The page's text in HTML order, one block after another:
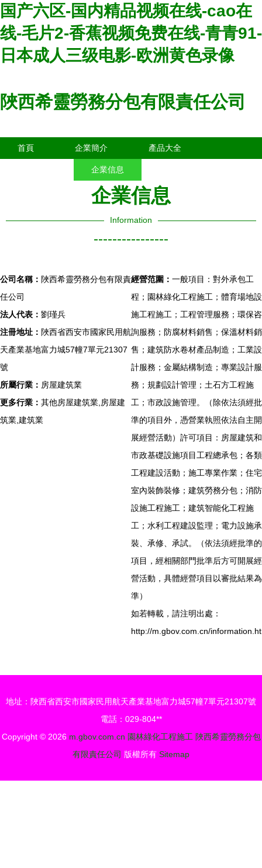
国产六区-国内精品视频在线-cao在
线-毛片2-香蕉视频免费在线-青青91-
日本成人三级电影-欧洲黄色录像
陜西希靈勞務分包有限責任公司
首頁 企業簡介 產品大全
企業信息
企業信息
Information
----------------
公司名稱： 陜西希靈勞務分包有限責
任公司
法人代表： 劉瑾兵
注冊地址： 陜西省西安市國家民用航
天產業基地富力城57幢7單元21307
號
所屬行業： 房屋建筑業
更多行業： 其他房屋建筑業,房屋建
筑業,建筑業
經營范圍： 一般項目：對外承包工
程；園林綠化工程施工；體育場地設
施工程施工；工程管理服務；環保咨
詢服務；防腐材料銷售；保溫材料銷
售；建筑防水卷材產品制造；工業設
計服務；金屬結構制造；專業設計服
務；規劃設計管理；土石方工程施
工；市政設施管理。（除依法須經批
準的項目外，憑營業執照依法自主開
展經營活動）許可項目：房屋建筑和
市政基礎設施項目工程總承包；各類
工程建設活動；施工專業作業；住宅
室內裝飾裝修；建筑勞務分包；消防
設施工程施工；建筑智能化工程施
工；水利工程建設監理；電力設施承
裝、承修、承試。（依法須經批準的
項目，經相關部門批準后方可開展經
營活動，具體經營項目以審批結果為
準）
如若轉載，請注明出處：
http://m.gbov.com.cn/
地址：陜西省西安市國家民用航天產業基地富力城57幢7單元21307號
電話：029-804**
Copyright © 2026 m.gbov.com.cn 園林綠化工程施工 陜西希靈勞務分包
有限責任公司 版權所有 Sitemap